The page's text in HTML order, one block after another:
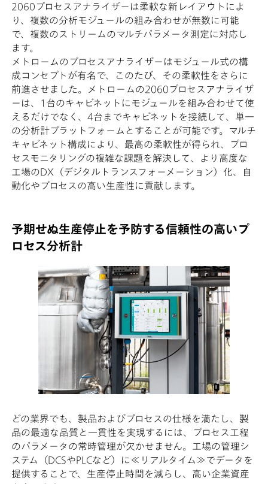
2060プロセスアナライザーは柔軟な新レイアウトによ
り、複数の分析モジュールの組み合わせが無数に可能
で、複数のストリームのマルチパラメータ測定に対応し
ます。
メトロームのプロセスアナライザーはモジュール式の構
成コンセプトが有名で、このたび、その柔軟性をさらに
前進させました。メトロームの2060プロセスアナライザ
ーは、1台のキャビネットにモジュールを組み合わせて使
えるだけでなく、4台までキャビネットを接続して、単一
の分析計プラットフォームとすることが可能です。マルチ
キャビネット構成により、最高の柔軟性が得られ、プロ
セスモニタリングの複雑な課題を解決して、より高度な
工場のDX（デジタルトランスフォーメーション）化、自
動化やプロセスの高い生産性に貢献します。
予期せぬ生産停止を予防する信頼性の高いプ
ロセス分析計
どの業界でも、製品およびプロセスの仕様を満たし、製
品の最適な品質と一貫性を実現するには、プロセス工程
のパラメータの常時管理が欠かせません。工場の管理シ
ステム（DCSやPLCなど）に≪リアルタイム≫でデータを
提供することで、生産停止時間を減らし、高い企業資産